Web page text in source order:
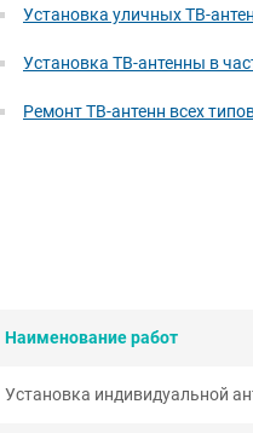
Установка уличных ТВ-
Установка ТВ-антенны в
Ремонт ТВ-антенн всех
Наименование работ
Установка индивидуальной